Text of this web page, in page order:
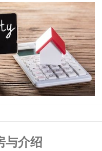
与介绍